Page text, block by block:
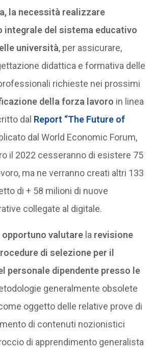
la necessità realizzare
integrale del sistema educativo
università, per assicurare,
didattica e formativa delle
richieste nei prossimi
della forza lavoro in linea
dal Report “The Future of
dal World Economic Forum,
il 2022 cesseranno di esistere 75
ma ne verranno creati altri 133
di + 58 milioni di nuove
collegate al digitale.
opportuno valutare la revisione
di selezione per il
personale dipendente presso le
generalmente obsolete
oggetto delle relative prove di
di contenuti nozionistici
di apprendimento generalista